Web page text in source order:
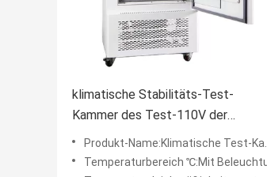
klimatische Stabilitäts-Test-
Kammer des Test-110V der
Kammer-0-65C umweltsmäßig
Produkt-Name:Klimatische Test-Kammer
Temperaturbereich ℃:Mit Beleuchtung 10~60℃, ohne Beleuchtung